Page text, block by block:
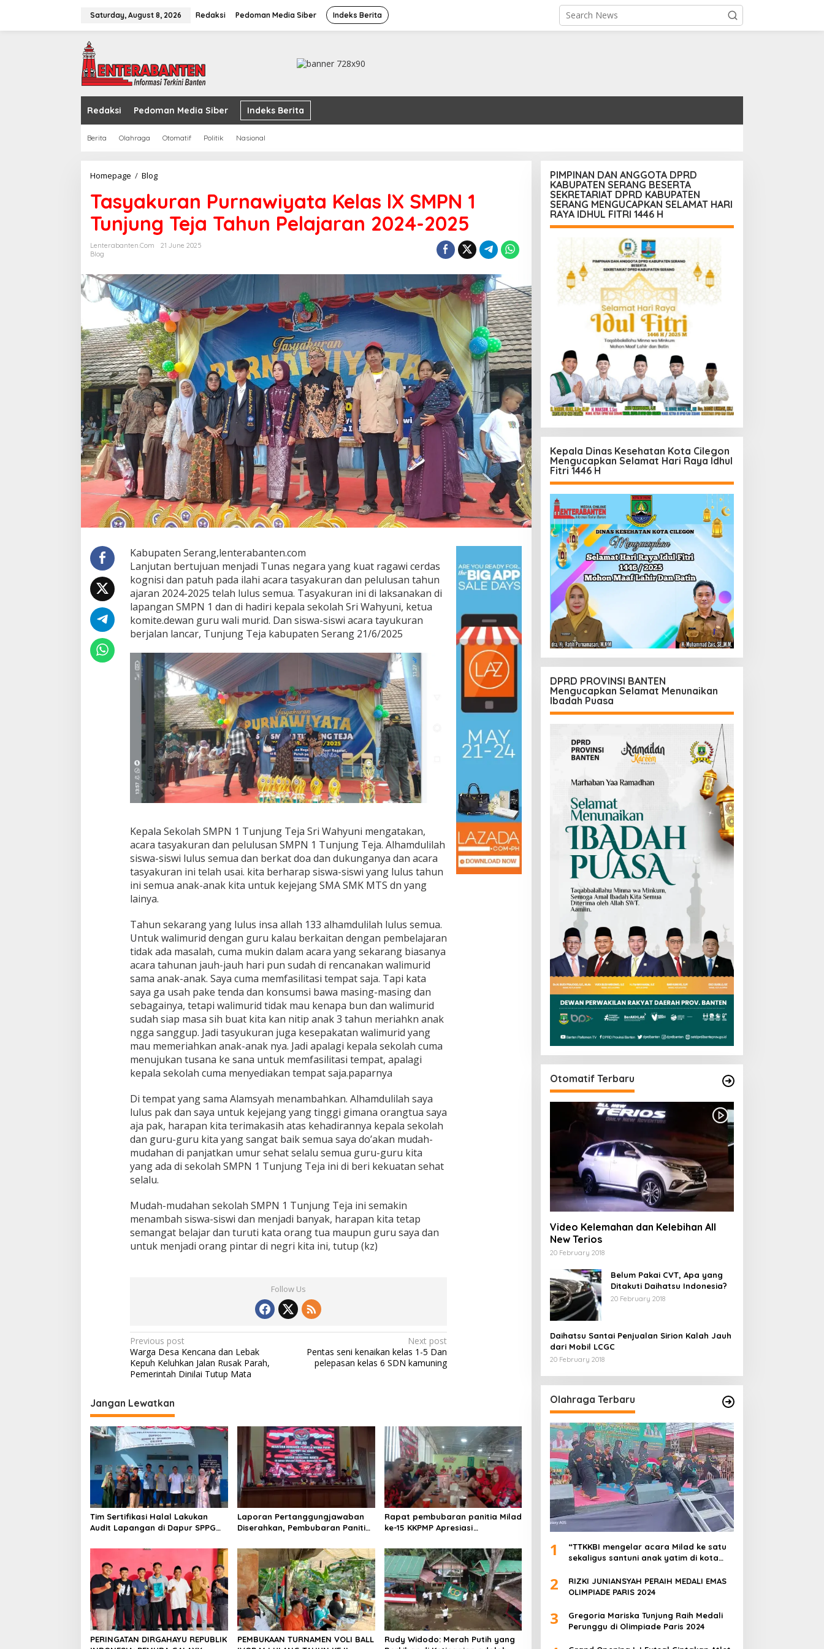
Saturday, August 8, 2026 Redaksi Pedoman Media Siber Indeks Berita
Redaksi Pedoman Media Siber Indeks Berita
Berita Olahraga Otomatif Politik Nasional
Homepage / BlogTasyakuran
Kelas
lX
SMPN
1
Tunjung
Pelajaran
2024-
2025
Tasyakuran Purnawiyata Kelas lX SMPN 1
Tunjung Teja Tahun Pelajaran 2024-2025
Lenterabanten.com
21 June 2025
Blog
Kabupaten Serang,lenterabanten.com
Lanjutan bertujuan menjadi Tunas negara yang kuat ragawi cerdas
kognisi dan patuh pada ilahi acara tasyakuran dan pelulusan tahun
ajaran 2024-2025 telah lulus semua. Tasyakuran ini di laksanakan di
lapangan SMPN 1 dan di hadiri kepala sekolah Sri Wahyuni, ketua
komite.dewan guru wali murid. Dan siswa-siswi acara tayukuran
berjalan lancar, Tunjung Teja kabupaten Serang 21/6/2025
Kepala Sekolah SMPN 1 Tunjung Teja Sri Wahyuni mengatakan,
acara tasyakuran dan pelulusan SMPN 1 Tunjung Teja. Alhamdulilah
siswa-siswi lulus semua dan berkat doa dan dukunganya dan acara
tasyakuran ini telah usai. kita berharap siswa-siswi yang lulus tahun
ini semua anak-anak kita untuk kejejang SMA SMK MTS dn yang
lainya.
Tahun sekarang yang lulus insa allah 133 alhamdulilah lulus semua.
Untuk walimurid dengan guru kalau berkaitan dengan pembelajaran
tidak ada masalah, cuma mukin dalam acara yang sekarang biasanya
acara tahunan jauh-jauh hari pun sudah di rencanakan walimurid
sama anak-anak. Saya cuma memfasilitasi tempat saja. Tapi kata
saya ga usah pake tenda dan konsumsi bawa masing-masing dan
sebagainya, tetapi walimurid tidak mau kenapa bun dan walimurid
sudah siap masa sih buat kita kan nitip anak 3 tahun meriahkn anak
ngga sanggup. Jadi tasyukuran juga kesepakatan walimurid yang
mau memeriahkan anak-anak nya. Jadi apalagi kepala sekolah cuma
menujukan tusana ke sana untuk memfasilitasi tempat, apalagi
kepala sekolah cuma menyediakan tempat saja.paparnya
Di tempat yang sama Alamsyah menambahkan. Alhamdulilah saya
lulus pak dan saya untuk kejejang yang tinggi gimana orangtua saya
aja pak, harapan kita terimakasih atas kehadirannya kepala sekolah
dan guru-guru kita yang sangat baik semua saya do’akan mudah-
mudahan di panjatkan umur sehat selalu semua guru-guru kita
yang ada di sekolah SMPN 1 Tunjung Teja ini di beri kekuatan sehat
selalu.
Mudah-mudahan sekolah SMPN 1 Tunjung Teja ini semakin
menambah siswa-siswi dan menjadi banyak, harapan kita tetap
semangat belajar dan turuti kata orang tua maupun guru saya dan
untuk menjadi orang pintar di negri kita ini, tutup (kz)
Follow Us
Post
navigation
Previous post
Warga Desa Kencana dan Lebak
Kepuh Keluhkan Jalan Rusak Parah,
Pemerintah Dinilai Tutup Mata
Next post
Pentas seni kenaikan kelas 1-5 Dan
pelepasan kelas 6 SDN kamuning
Jangan Lewatkan
Tim Sertifikasi Halal Lakukan
Audit Lapangan di Dapur SPPG
Laporan Pertanggungjawaban
Diserahkan, Pembubaran Panitia
Rapat pembubaran panitia Milad
ke-15 KKPMP Apresiasi
Perkuat Solidaritas Organisasi
bertempat Kubang Laban
Jombang Cilegon Rm Sate Bebek
Nong ViNY.
PERINGATAN DIRGAHAYU REPUBLIK
PEMBUKAAN TURNAMEN VOLI BALL
Rudy Widodo: Merah Putih yang
PIMPINAN DAN ANGGOTA DPRD
KABUPATEN SERANG BESERTA
SEKRETARIAT DPRD KABUPATEN
SERANG MENGUCAPKAN SELAMAT HARI
RAYA IDHUL FITRI 1446 H
Kepala Dinas Kesehatan Kota Cilegon
Mengucapkan Selamat Hari Raya Idhul
Fitri 1446 H
DPRD PROVINSI BANTEN
Mengucapkan Selamat Menunaikan
Ibadah Puasa
Otomatif Terbaru
Video Kelemahan dan Kelebihan All
New Terios
20 February 2018
Belum Pakai CVT, Apa yang
Ditakuti Daihatsu Indonesia?
20 February 2018
Daihatsu Santai Penjualan Sirion Kalah Jauh
dari Mobil LCGC
20 February 2018
Olahraga Terbaru
1
“TTKKBI mengelar acara Milad ke satu
sekaligus santuni anak yatim di kota
2
RIZKI JUNIANSYAH PERAIH MEDALI EMAS
OLIMPIADE PARIS 2024
3
Gregoria Mariska Tunjung Raih Medali
Perunggu di Olimpiade Paris 2024